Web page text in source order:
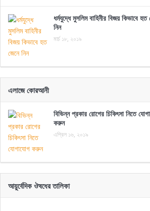
ধর্মযুদ্ধে মুসলিম বাহিনীর বিজয় কিভাবে হত
নিন
মার্চ ১৮, ২০১৯
এলাজে কোরআনী
বিভিন্ন প্রকার রোগের চিকিৎসা নিতে
করুন
এপ্রিল ১৬, ২০১৯
আয়ুর্বেদিক ঔষধের তালিকা